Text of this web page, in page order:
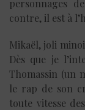
personnages
contre, il est à
Mikaël, joli
Dès que je
Thomassin (un
le rap de son
toute vitesse